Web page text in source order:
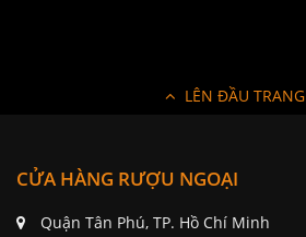
LÊN ĐẦU TRANG
CỬA HÀNG RƯỢU NGOẠI
Quận Tân Phú, TP. Hồ Chí Minh